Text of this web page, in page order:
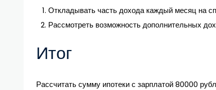
Откладывать часть дохода каждый месяц на
Рассмотреть возможность дополнительных
Итог
Рассчитать сумму ипотеки с зарплатой 80000